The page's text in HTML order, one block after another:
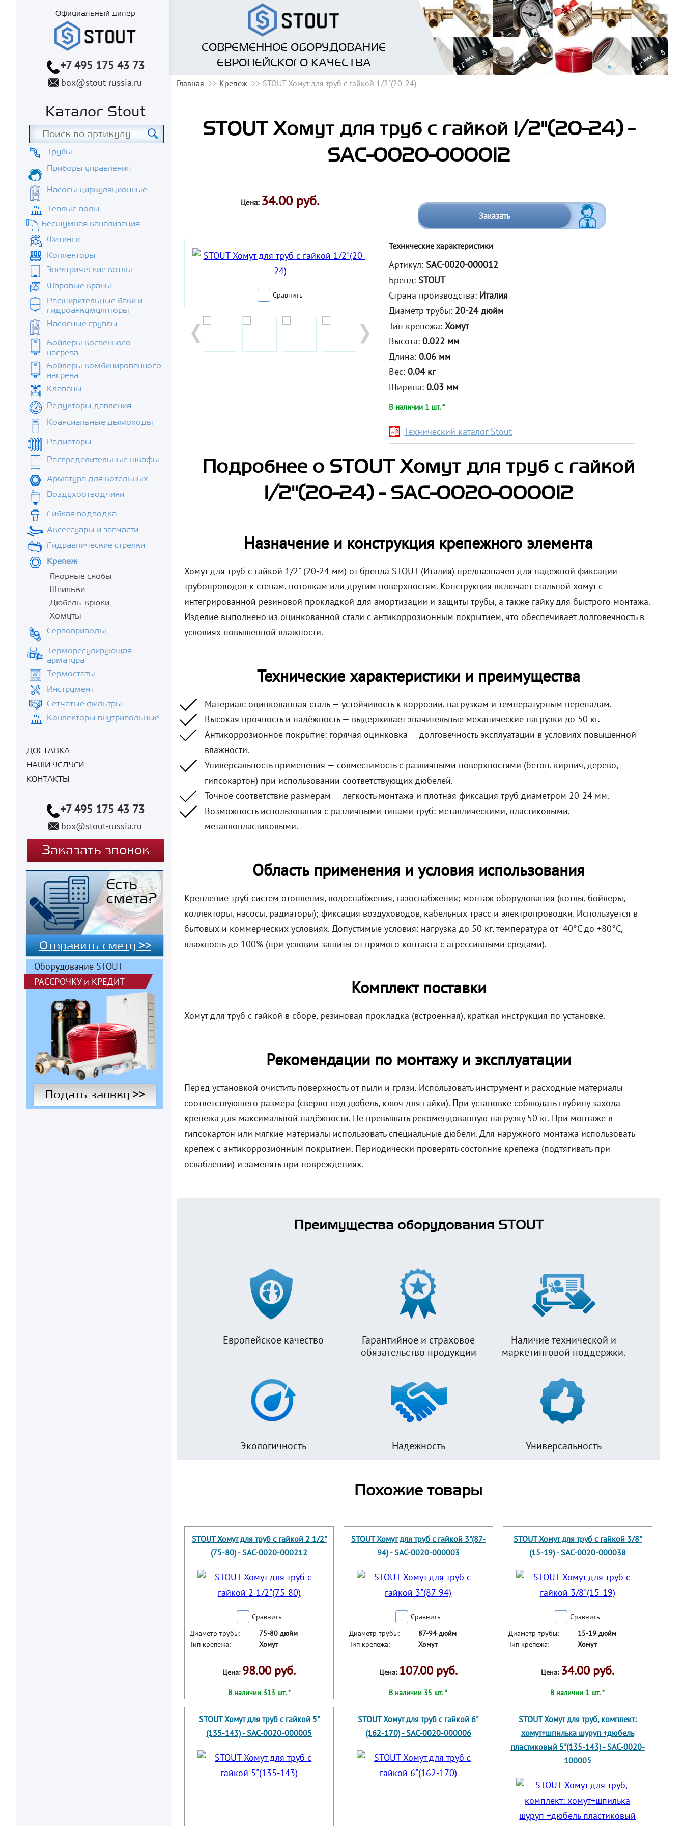
Официальный дилер
+7 495 175 43 73
box@stout-russia.ru
Каталог Stout
Трубы
Приборы управления
Насосы циркуляционные
Теплые полы
Бесшумная канализация
Фитинги
Коллекторы
Электрические котлы
Шаровые краны
Расширительные баки и
гидроаккумуляторы
Насосные группы
Бойлеры косвенного
нагрева
Бойлеры комбинированного
нагрева
Клапаны
Редукторы давления
Коаксиальные дымоходы
Радиаторы
Распределительные шкафы
Арматура для котельных
Воздухоотводчики
Гибкая подводка
Аксессуары и запчасти
Гидравлические стрелки
Крепеж
Якорные скобы
Шпильки
Дюбель-крюки
Хомуты
Сервоприводы
Терморегулирующая
арматура
Термостаты
Инструмент
Сетчатые фильтры
Конвекторы внутрипольные
ДОСТАВКА
НАШИ УСЛУГИ
КОНТАКТЫ
+7 495 175 43 73
box@stout-russia.ru
Заказать звонок
Отправить смету >>
Оборудование STOUT
РАССРОЧКУи КРЕДИТ
Подать заявку >>
СОВРЕМЕННОЕ ОБОРУДОВАНИЕ
ЕВРОПЕЙСКОГО КАЧЕСТВА
Главная Крепеж STOUT Хомут для труб с гайкой 1/2"(20-24)
STOUT Хомут для труб с гайкой 1/2"(20-24) -
SAC-0020-000012
Цена: 34.00 руб.
Заказать
Сравнить
Технические характеристики
Артикул: SAC-0020-000012
Бренд: STOUT
Страна производства: Италия
Диаметр трубы: 20-24 дюйм
Тип крепежа:Хомут
Высота:0.022 мм
Длина:0.06 мм
Вес:0.04 кг
Ширина:0.03 мм
В наличии 1 шт. *
Технический каталог Stout
Подробнее о STOUT Хомут для труб с гайкой
1/2"(20-24) - SAC-0020-000012
Назначение и конструкция крепежного элемента
Хомут для труб с гайкой 1/2" (20-24 мм) от бренда STOUT (Италия) предназначен для надежной фиксации
трубопроводов к стенам, потолкам или другим поверхностям. Конструкция включает стальной хомут с
интегрированной резиновой прокладкой для амортизации и защиты трубы, а также гайку для быстрого монтажа.
Изделие выполнено из оцинкованной стали с антикоррозионным покрытием, что обеспечивает долговечность в
условиях повышенной влажности.
Технические характеристики и преимущества
Материал: оцинкованная сталь — устойчивость к коррозии, нагрузкам и температурным перепадам.
Высокая прочность и надёжность — выдерживает значительные механические нагрузки до 50 кг.
Антикоррозионное покрытие: горячая оцинковка — долговечность эксплуатации в условиях повышенной
влажности.
Универсальность применения — совместимость с различными поверхностями (бетон, кирпич, дерево,
гипсокартон) при использовании соответствующих дюбелей.
Точное соответствие размерам — лёгкость монтажа и плотная фиксация труб диаметром 20-24 мм.
Возможность использования с различными типами труб: металлическими, пластиковыми,
металлопластиковыми.
Область применения и условия использования
Крепление труб систем отопления, водоснабжения, газоснабжения; монтаж оборудования (котлы, бойлеры,
коллекторы, насосы, радиаторы); фиксация воздуховодов, кабельных трасс и электропроводки. Используется в
бытовых и коммерческих условиях. Допустимые условия: нагрузка до 50 кг, температура от -40°C до +80°C,
влажность до 100% (при условии защиты от прямого контакта с агрессивными средами).
Комплект поставки
Хомут для труб с гайкой в сборе, резиновая прокладка (встроенная), краткая инструкция по установке.
Рекомендации по монтажу и эксплуатации
Перед установкой очистить поверхность от пыли и грязи. Использовать инструмент и расходные материалы
соответствующего размера (сверло под дюбель, ключ для гайки). При установке соблюдать глубину захода
крепежа для максимальной надёжности. Не превышать рекомендованную нагрузку 50 кг. При монтаже в
гипсокартон или мягкие материалы использовать специальные дюбели. Для наружного монтажа использовать
крепеж с антикоррозионным покрытием. Периодически проверять состояние крепежа (подтягивать при
ослаблении) и заменять при повреждениях.
Преимущества оборудования STOUT
Европейское качество
Гарантийное и страховое
обязательство продукции
Наличие технической и
маркетинговой поддержки.
Экологичность Надежность Универсальность
Похожие товары
STOUT Хомут для труб с гайкой 2 1/2"
(75-80) - SAC-0020-000212
Сравнить
Диаметр трубы:
75-80 дюйм
Тип крепежа:
Хомут
Цена: 98.00 руб.
В наличии 313 шт. *
STOUT Хомут для труб с гайкой 3"(87-
94) - SAC-0020-000003
Сравнить
Диаметр трубы:
87-94 дюйм
Тип крепежа:
Хомут
Цена: 107.00 руб.
В наличии 35 шт. *
STOUT Хомут для труб с гайкой 3/8"
(15-19) - SAC-0020-000038
Сравнить
Диаметр трубы:
15-19 дюйм
Тип крепежа:
Хомут
Цена: 34.00 руб.
В наличии 1 шт. *
STOUT Хомут для труб с гайкой 5"
(135-143) - SAC-0020-000005
STOUT Хомут для труб с гайкой 6"
(162-170) - SAC-0020-000006
STOUT Хомут для труб, комплект:
хомут+шпилька шуруп +дюбель
пластиковый 5"(135-143) - SAC-0020-
100005